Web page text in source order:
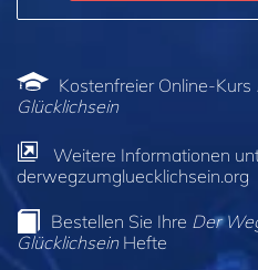
Kostenfreier Online-Kurs
Glücklichsein
Weitere Informationen
derwegzumgluecklichsein.org
Bestellen Sie Ihre Der
GlücklichseinHefte